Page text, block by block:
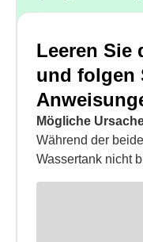
Leeren Sie
und folgen
Mögliche
Während der
Wassertank nicht